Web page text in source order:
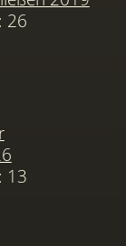
26
13